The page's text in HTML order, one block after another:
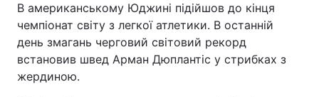
Війна
Україна Політика
Економіка Світ
В американському Юджині підійшов до кінця
чемпіонат світу з легкої атлетики. В останній
день змагань черговий світовий рекорд
встановив швед Арман Дюплантіс у стрибках з
жердиною.